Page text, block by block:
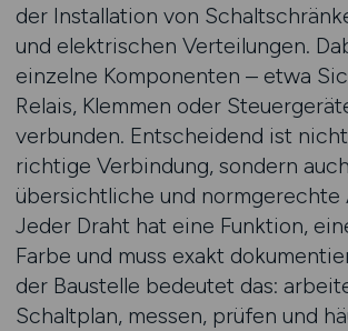
der Installation von
und elektrischen Verteilungen.
einzelne Komponenten – etwa
Relais, Klemmen oder
verbunden. Entscheidend ist
richtige Verbindung, sondern
übersichtliche und normgerechte
Jeder Draht hat eine Funktion,
Farbe und muss exakt
der Baustelle bedeutet das:
Schaltplan, messen, prüfen und